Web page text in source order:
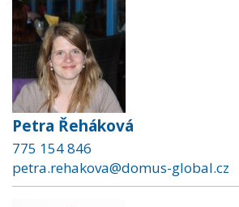
Petra Řeháková
775 154 846
petra.rehakova@domus-global.cz